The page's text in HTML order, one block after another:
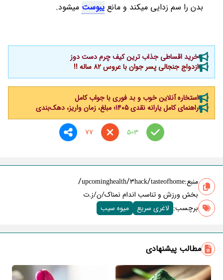
بدن را سم زدایی میکند و مانع یبوست میشود.
خرید اقساطی جذاب ترین کیف چرم دست دوز
ازدواج جنجالی پسر جوان با عروس 82 ساله !!
استخاره آنلاین خوب و بد فوری با جواب کامل
راهنمای کامل یارانه نقدی ۱۴۰۵؛ مبلغ، زمان واریز، دهک‌بندی
503
77
منبع:tasteofhome
/
3hack
/
upcominghealth
/
بخش ورزش و تناسب اندام نمناک/ن/ز.ت
برچسب‌: لاغری سریع میوه سیب
مطالب پیشنهادی